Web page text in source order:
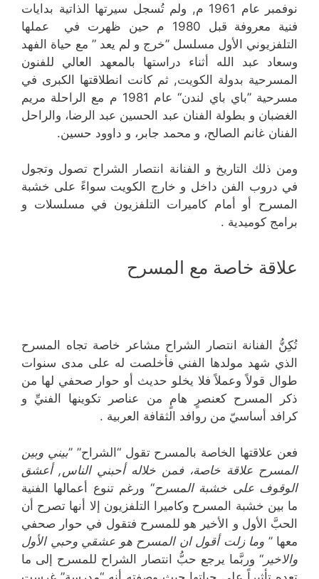
نوفمبر عام 1961 م, ولم تُسجل سيرتها الذاتية بدايات
فنية معروفة قبل 1980 م حين ظهرت في عملها
التلفزيوني الأول مسلسل ’’خرج و لم يعد ” مع حياة الفهد
وسعاد عبد الله أثناء دراستها بالمعهد العالي للفنون
المسرحية بدولة الكويت, ثم كانت انطلاقتها الكبرى في
مسرحية ’’باي باي لندن‘‘ عام 1981 م مع الراحلة مريم
الغضبان و بطولة الفنان عبد الحسين عبد الرضا، والراحل
الفنان غانم الصالح، و محمد جابر، و داوود حسين.
ومن ذلك التاريخ و الفنانة انتصار الشراح تصول وتجول
في دروب الفن داخل و خارج الكويت سواءً على خشبة
المسرح أو أمام كاميرات التلفزيون في مسلسلات و
برامج كوميدية .
علاقة خاصة مع المسرح
تُكِنُّ الفنانة انتصار الشراح مشاعر خاصة تجاه المسرح
الذي شهد مولدها الفني فأخلصت له على مدى سنوات
طوال قولاً وعملاً فلا يخلو حديث أو حوار صحفي لها من
ذكر المسرح كعنصرٍ هامٍ من عناصر تكوينها الفنيِّ و
كرافد أساسيّ من روافد الثقافة العربية .
فعن علاقتها الخاصة بالمسرح تقول “الشراح” ’’بيني وبين
المسرح علاقة خاصة، فمن خلاله أحبني الناس, أعشق
الوقوف على خشبة المسرح‘‘ ورغم تنوع أعمالها الفنية
ما بين خشبة المسرح وكاميرا التلفزيون إلا أنها تصرح أن
الحبَّ الأول و الأخير هو للمسرح فتقول في حوار صحفي
معها ’’ وما زلت أقول ان المسرح هو عشقي وحبي الأول
والاخير ‘‘ وربَّما يرجع حبُّ انتصار الشراح للمسرح إلى ما